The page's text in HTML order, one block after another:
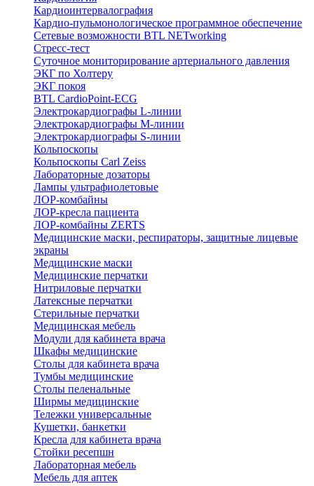
Кардиоинтервалография
Кардио-пульмонологическое программное обеспечение
Сетевые возможности BTL NETworking
Стресс-тест
Суточное мониторирование артериального давления
ЭКГ по Холтеру
ЭКГ покоя
BTL CardioPoint-ECG
Электрокардиографы L-линии
Электрокардиографы M-линии
Электрокардиографы S-линии
Кольпоскопы
Кольпоскопы Carl Zeiss
Лабораторные дозаторы
Лампы ультрафиолетовые
ЛОР-комбайны
ЛОР-кресла пациента
ЛОР-комбайны ZERTS
Медицинские маски, респираторы, защитные лицевые
экраны
Медицинские маски
Медицинские перчатки
Нитриловые перчатки
Латексные перчатки
Стерильные перчатки
Медицинская мебель
Модули для кабинета врача
Шкафы медицинские
Столы для кабинета врача
Тумбы медицинские
Столы пеленальные
Ширмы медицинские
Тележки универсальные
Кушетки, банкетки
Кресла для кабинета врача
Стойки ресепшн
Лабораторная мебель
Мебель для аптек